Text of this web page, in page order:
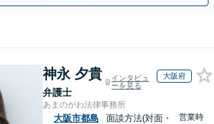
神永 夕貴
弁護士
インタビュ
ーを見る
大阪府
あまのがわ法律事務所
大阪市都島
面談方法(対面・
営業時